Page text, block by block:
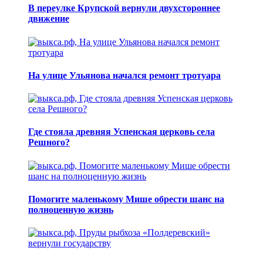
В переулке Крупской вернули двухстороннее
движение
На улице Ульянова начался ремонт тротуара
Где стояла древняя Успенская церковь села
Решного?
Помогите маленькому Мише обрести шанс на
полноценную жизнь